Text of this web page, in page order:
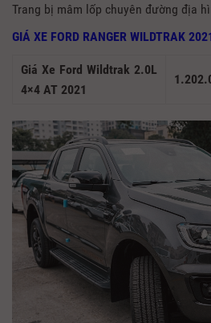
Trang bị mâm lốp chuyên đường địa
GIÁ XE FORD RANGER WILDTRAK
Giá Xe Ford Wildtrak 2.0L
4×4 AT 2021